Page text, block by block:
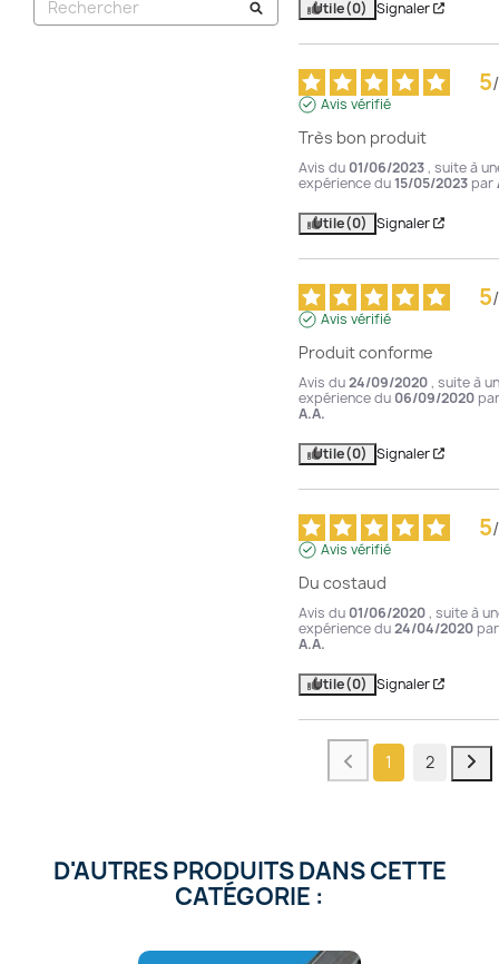
Utile(0) Signaler
5/
Avis vérifié
Très bon produit
Avis du 01/06/2023, suite à
expérience du15/05/2023 par
Utile(0) Signaler
5/
Avis vérifié
Produit conforme
Avis du24/09/2020, suite à
expérience du 06/09/2020 par
A.A.
Utile(0) Signaler
5/
Avis vérifié
Du costaud
Avis du 01/06/2020, suite à
expérience du24/04/2020 par
A.A.
Utile(0) Signaler
1 2
D'AUTRES PRODUITS DANS CETTE
CATÉGORIE :